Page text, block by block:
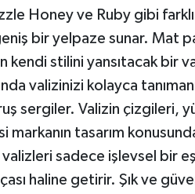
Honey ve Ruby gibi
bir yelpaze sunar. Mat
stilini yansıtacak bir
valizinizi kolayca
sergiler. Valizin çizgileri,
markanın tasarım
sadece işlevsel bir
haline getirir. Şık ve